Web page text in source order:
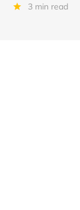
3 min read